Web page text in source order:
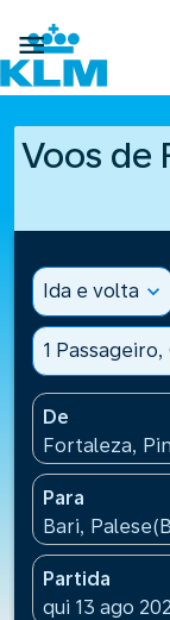

Voos de
Ida e volta expand_more
1
De
Fortaleza,
Para
Bari,
Partida
fc-booking-
qui 13 ago